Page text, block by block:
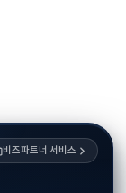
비즈파트너 서비스